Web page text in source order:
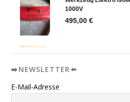
➡️NEWSLETTER⬅️
E-Mail-Adresse